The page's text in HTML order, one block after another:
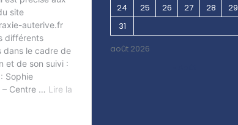
août 2026
24
25 26 27 28 29
31